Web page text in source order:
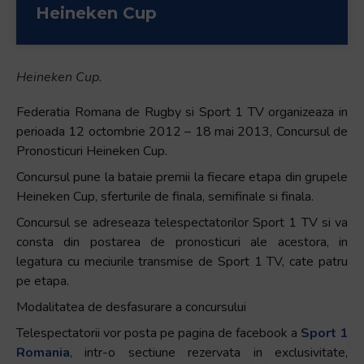
Heineken Cup
Heineken Cup.
Federatia Romana de Rugby si Sport 1 TV organizeaza in
perioada 12 octombrie 2012 – 18 mai 2013, Concursul de
Pronosticuri Heineken Cup.
Concursul pune la bataie premii la fiecare etapa din grupele
Heineken Cup, sferturile de finala, semifinale si finala.
Concursul se adreseaza telespectatorilor Sport 1 TV si va
consta din postarea de pronosticuri ale acestora, in
legatura cu meciurile transmise de Sport 1 TV, cate patru
pe etapa.
Modalitatea de desfasurare a concursului
Telespectatorii vor posta pe pagina de facebook a Sport 1
Romania, intr-o sectiune rezervata in exclusivitate,